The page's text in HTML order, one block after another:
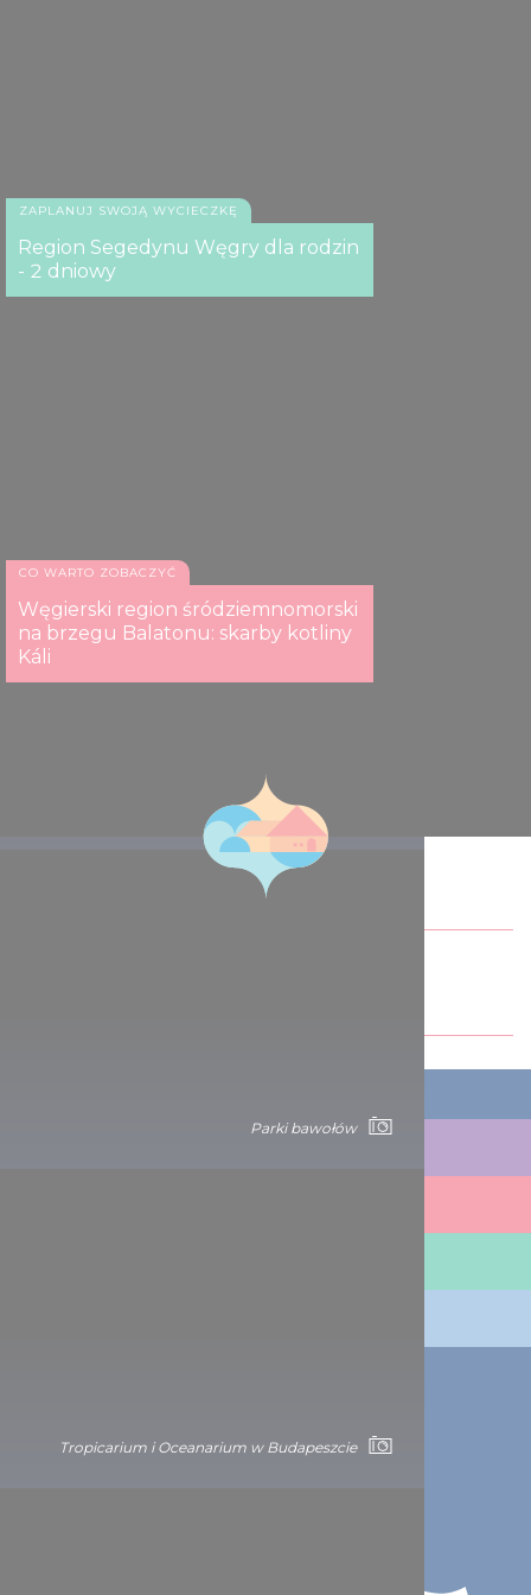
Parki bawołów
Parki bawołów
Tropicarium i Oceanarium w Budapeszcie
ZAPLANUJ SWOJĄ WYCIECZKĘ
Region Segedynu Węgry dla rodzin
- 2 dniowy
CO WARTO ZOBACZYĆ
Węgierski region śródziemnomorski
na brzegu Balatonu: skarby kotliny
Káli
Alkotás utca 19